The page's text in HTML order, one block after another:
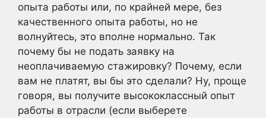
опыта работы или, по крайней мере, без
качественного опыта работы, но не
волнуйтесь, это вполне нормально. Так
почему бы не подать заявку на
неоплачиваемую стажировку? Почему, если
вам не платят, вы бы это сделали? Ну, проще
говоря, вы получите высококлассный опыт
работы в отрасли (если выберете